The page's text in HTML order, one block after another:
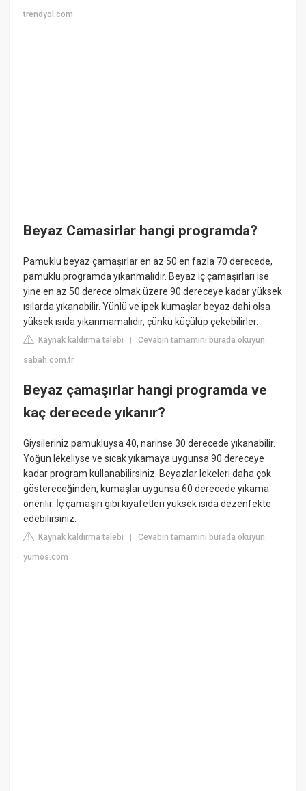
trendyol.com
Beyaz Camasirlar hangi programda?
Pamuklu beyaz çamaşırlar en az 50 en fazla 70 derecede,
pamuklu programda yıkanmalıdır. Beyaz iç çamaşırları ise
yine en az 50 derece olmak üzere 90 dereceye kadar yüksek
ısılarda yıkanabilir. Yünlü ve ipek kumaşlar beyaz dahi olsa
yüksek ısıda yıkanmamalıdır, çünkü küçülüp çekebilirler.
Kaynak kaldırma talebi |Cevabın tamamını burada okuyun:
sabah.com.tr
Beyaz çamaşırlar hangi programda ve
kaç derecede yıkanır?
Giysileriniz pamukluysa 40, narinse 30 derecede yıkanabilir.
Yoğun lekeliyse ve sıcak yıkamaya uygunsa 90 dereceye
kadar program kullanabilirsiniz. Beyazlar lekeleri daha çok
göstereceğinden, kumaşlar uygunsa 60 derecede yıkama
önerilir. İç çamaşırı gibi kıyafetleri yüksek ısıda dezenfekte
edebilirsiniz.
Kaynak kaldırma talebi |Cevabın tamamını burada okuyun:
yumos.com